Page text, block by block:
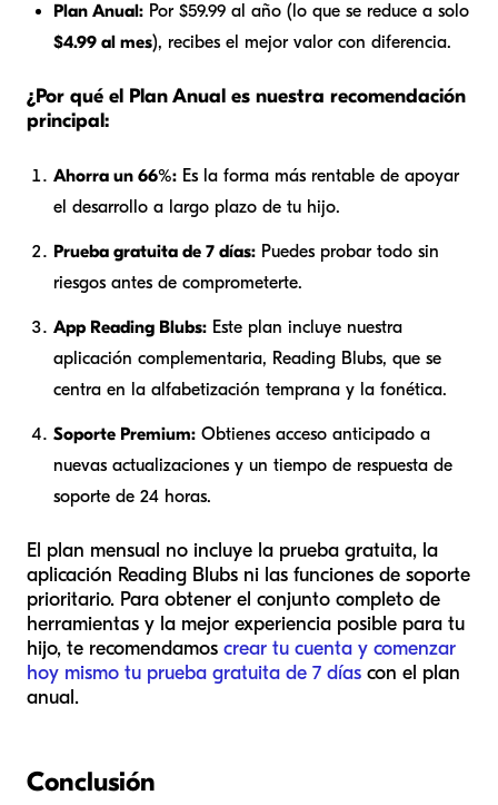
Plan Anual: Por $59.99 al año (lo que se reduce a solo
$4.99 al mes), recibes el mejor valor con diferencia.
¿Por qué el Plan Anual es nuestra recomendación
principal:
Ahorra un 66%: Es la forma más rentable de apoyar
el desarrollo a largo plazo de tu hijo.
Prueba gratuita de 7 días: Puedes probar todo sin
riesgos antes de comprometerte.
App Reading Blubs: Este plan incluye nuestra
aplicación complementaria, Reading Blubs, que se
centra en la alfabetización temprana y la fonética.
Soporte Premium: Obtienes acceso anticipado a
nuevas actualizaciones y un tiempo de respuesta de
soporte de 24 horas.
El plan mensual no incluye la prueba gratuita, la
aplicación Reading Blubs ni las funciones de soporte
prioritario. Para obtener el conjunto completo de
herramientas y la mejor experiencia posible para tu
hijo, te recomendamos crear tu cuenta y comenzar
hoy mismo tu prueba gratuita de 7 días con el plan
anual.
Conclusión